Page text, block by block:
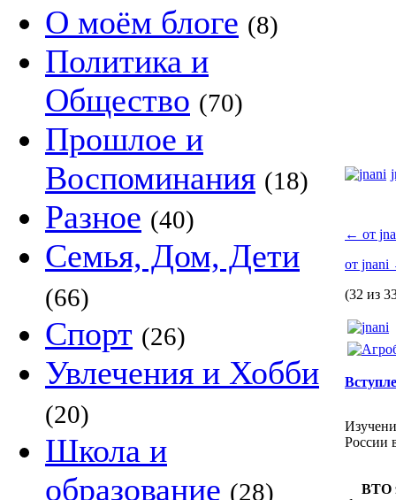
О моём блоге (8)
Политика и
Общество (70)
Прошлое и
Воспоминания (18)
Разное (40)
Семья, Дом, Дети
(66)
Спорт (26)
Увлечения и Хобби
(20)
Школа и
образование (28)
← от
от jnani
(32 из
России
ВТО